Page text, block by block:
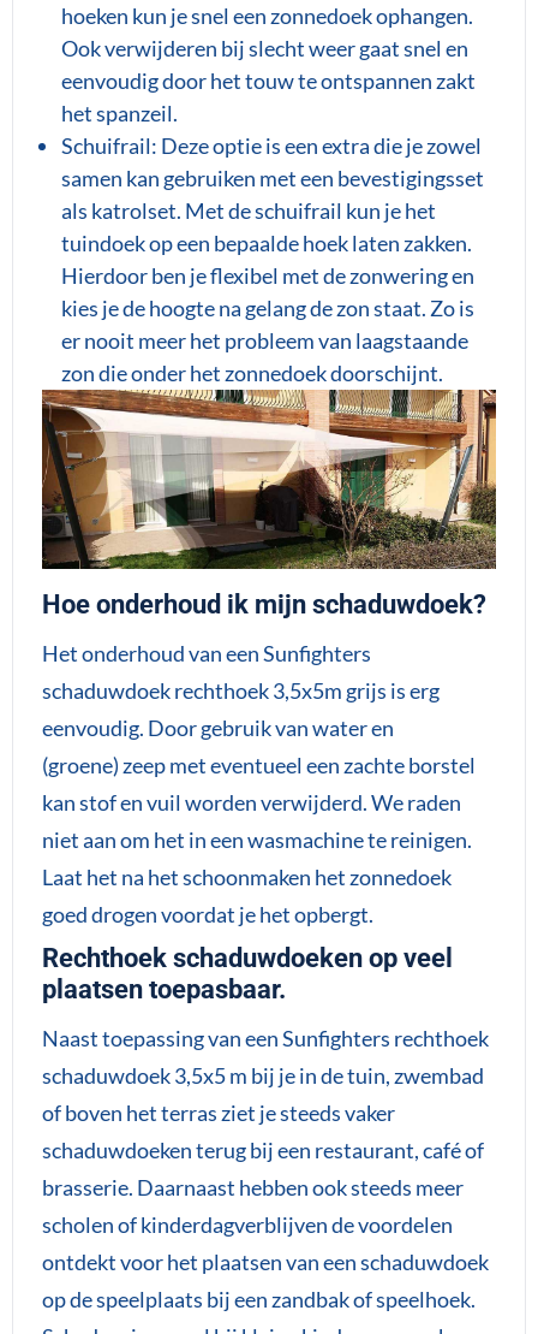
hoeken kun je snel een zonnedoek ophangen.
Ook verwijderen bij slecht weer gaat snel en
eenvoudig door het touw te ontspannen zakt
het spanzeil.
Schuifrail: Deze optie is een extra die je zowel
samen kan gebruiken met een bevestigingsset
als katrolset. Met de schuifrail kun je het
tuindoek op een bepaalde hoek laten zakken.
Hierdoor ben je flexibel met de zonwering en
kies je de hoogte na gelang de zon staat. Zo is
er nooit meer het probleem van laagstaande
zon die onder het zonnedoek doorschijnt.
Hoe onderhoud ik mijn schaduwdoek?
Het onderhoud van een Sunfighters
schaduwdoek rechthoek 3,5x5m grijs is erg
eenvoudig. Door gebruik van water en
(groene) zeep met eventueel een zachte borstel
kan stof en vuil worden verwijderd. We raden
niet aan om het in een wasmachine te reinigen.
Laat het na het schoonmaken het zonnedoek
goed drogen voordat je het opbergt.
Rechthoek schaduwdoeken op veel
plaatsen toepasbaar.
Naast toepassing van een Sunfighters rechthoek
schaduwdoek 3,5x5 m bij je in de tuin, zwembad
of boven het terras ziet je steeds vaker
schaduwdoeken terug bij een restaurant, café of
brasserie. Daarnaast hebben ook steeds meer
scholen of kinderdagverblijven de voordelen
ontdekt voor het plaatsen van een schaduwdoek
op de speelplaats bij een zandbak of speelhoek.